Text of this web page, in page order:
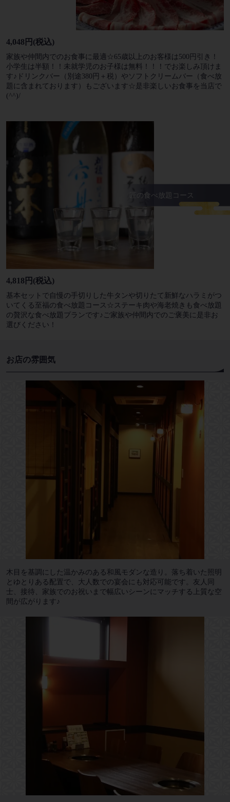
4,048円 (税込)
家族や仲間内でのお食事に最適☆65歳以上のお客様は500円引き！
小学生は半額！！未就学児のお子様は無料！！！でお楽しみ頂けま
す♪ドリンクバー（別途380円＋税）やソフトクリームバー（食べ放
題に含まれております）もございます☆是非楽しいお食事を当店で
(^^)/
匠の食べ放題コース
4,818円 (税込)
基本セットで自慢の手切りした牛タンや切りたて新鮮なハラミがつ
いてくる至福の食べ放題コース☆ステーキ肉や海老焼きも食べ放題
の贅沢な食べ放題プランです♪ご家族や仲間内でのご褒美に是非お
選びください！
お店の雰囲気
木目を基調にした温かみのある和風モダンな造り。落ち着いた照明
とゆとりある配置で、大人数での宴会にも対応可能です。友人同
士、接待、家族でのお祝いまで幅広いシーンにマッチする上質な空
間が広がります♪